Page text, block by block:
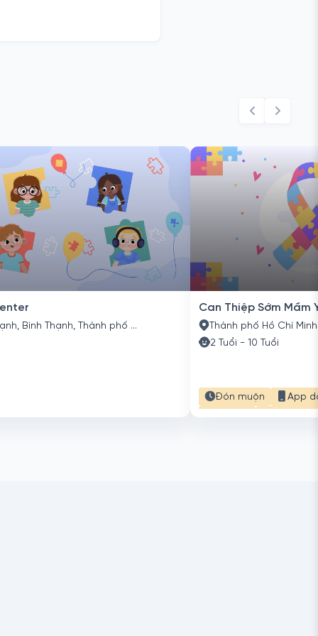
Bình Thạnh, Bình Thạnh, Thành phố Hồ Chí Minh
Can Thiệp Sớm Mầm
Thành phố Hồ Chí Minh
2 Tuổi - 10 Tuổi
Đón muộn
App